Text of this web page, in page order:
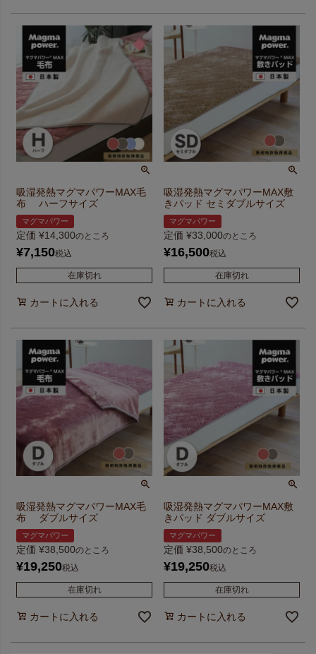
吸湿発熱マグマパワーMAX毛
布 ハーフサイズ
マグマパワー
定価 ¥14,300のところ
¥7,150税込
在庫切れ
カートに入れる
吸湿発熱マグマパワーMAX敷
きパッド セミダブルサイズ
マグマパワー
定価 ¥33,000のところ
¥16,500税込
在庫切れ
カートに入れる
吸湿発熱マグマパワーMAX毛
布 ダブルサイズ
マグマパワー
定価 ¥38,500のところ
¥19,250税込
在庫切れ
カートに入れる
吸湿発熱マグマパワーMAX敷
きパッド ダブルサイズ
マグマパワー
定価 ¥38,500のところ
¥19,250税込
在庫切れ
カートに入れる